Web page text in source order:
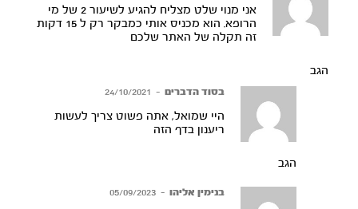
אני מנוי שלט מצליח להגיע לשיעור 2 של מי
הרופא. הוא מכניס אותי כמבקר רק ל 15 דקות
זה תקלה של האתר שלכם
הגב
בסוד הדברים –
24/10/2021
היי שמואל, אתה פשוט צריך לעשות
ריענון בדף הזה
הגב
בנימין אליהו –
05/09/2023